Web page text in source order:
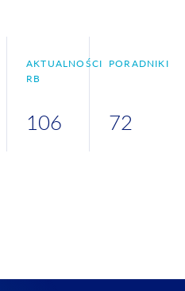
AKTUALNOŚCI
RB
106
PORADNIKI
72